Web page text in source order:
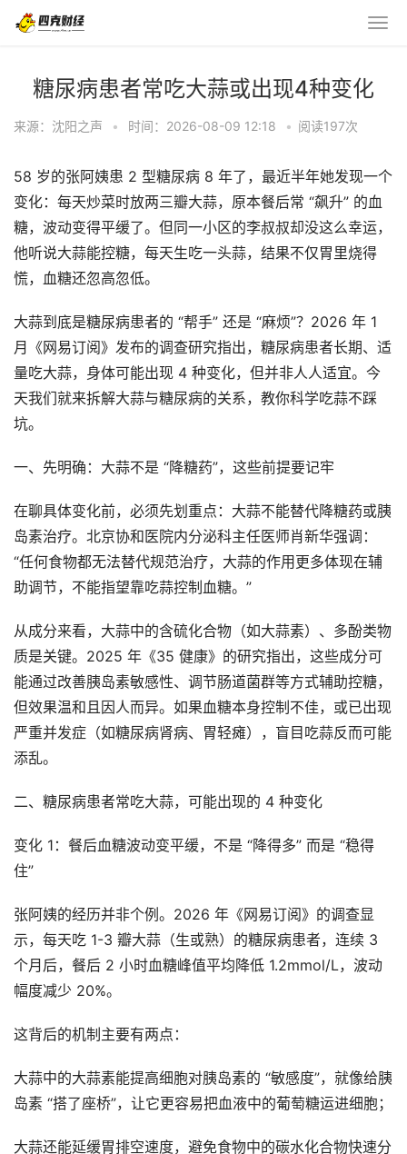
糖尿病患者常吃大蒜或出现4种变化
来源：沈阳之声 • 时间：2026-08-09 12:18 • 阅读197次
58 岁的张阿姨患 2 型糖尿病 8 年了，最近半年她发现一个
变化：每天炒菜时放两三瓣大蒜，原本餐后常 “飙升” 的血
糖，波动变得平缓了。但同一小区的李叔叔却没这么幸运，
他听说大蒜能控糖，每天生吃一头蒜，结果不仅胃里烧得
慌，血糖还忽高忽低。
大蒜到底是糖尿病患者的 “帮手” 还是 “麻烦”？2026 年 1
月《网易订阅》发布的调查研究指出，糖尿病患者长期、适
量吃大蒜，身体可能出现 4 种变化，但并非人人适宜。今
天我们就来拆解大蒜与糖尿病的关系，教你科学吃蒜不踩
坑。
一、先明确：大蒜不是 “降糖药”，这些前提要记牢
在聊具体变化前，必须先划重点：大蒜不能替代降糖药或胰
岛素治疗。北京协和医院内分泌科主任医师肖新华强调：
“任何食物都无法替代规范治疗，大蒜的作用更多体现在辅
助调节，不能指望靠吃蒜控制血糖。”
从成分来看，大蒜中的含硫化合物（如大蒜素）、多酚类物
质是关键。2025 年《35 健康》的研究指出，这些成分可
能通过改善胰岛素敏感性、调节肠道菌群等方式辅助控糖，
但效果温和且因人而异。如果血糖本身控制不佳，或已出现
严重并发症（如糖尿病肾病、胃轻瘫），盲目吃蒜反而可能
添乱。
二、糖尿病患者常吃大蒜，可能出现的 4 种变化
变化 1：餐后血糖波动变平缓，不是 “降得多” 而是 “稳得
住”
张阿姨的经历并非个例。2026 年《网易订阅》的调查显
示，每天吃 1-3 瓣大蒜（生或熟）的糖尿病患者，连续 3
个月后，餐后 2 小时血糖峰值平均降低 1.2mmol/L，波动
幅度减少 20%。
这背后的机制主要有两点：
大蒜中的大蒜素能提高细胞对胰岛素的 “敏感度”，就像给胰
岛素 “搭了座桥”，让它更容易把血液中的葡萄糖运进细胞；
大蒜还能延缓胃排空速度，避免食物中的碳水化合物快速分